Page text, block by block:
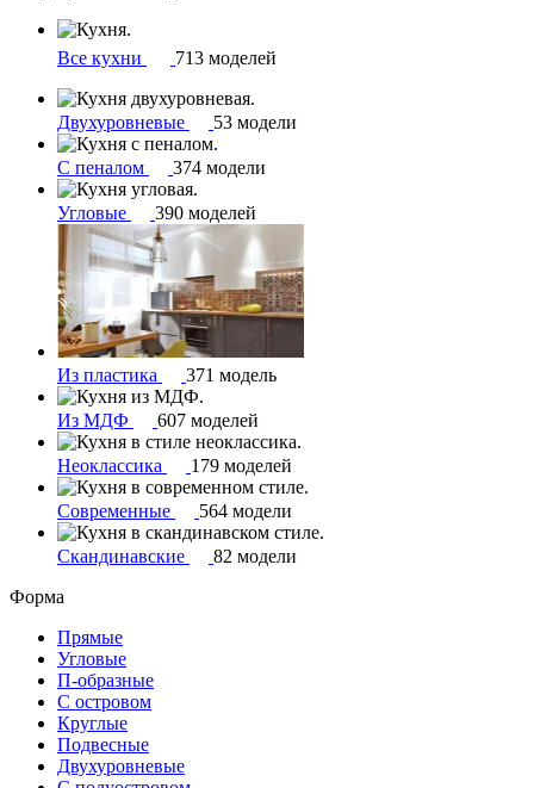
Все кухни 713 моделей
Двухуровневые 53 модели
С пеналом 374 модели
Угловые 390 моделей
Из пластика 371 модель
Из МДФ 607 моделей
Неоклассика 179 моделей
Современные 564 модели
Скандинавские
82 модели
Форма
Прямые
Угловые
П-образные
С островом
Круглые
Подвесные
Двухуровневые